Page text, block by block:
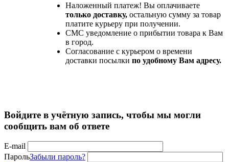
Наложенный платеж! Вы оплачиваете
только доставку, остальную сумму за товар
платите курьеру при получении.
СМС уведомление о прибытии товара к Вам
в город.
Согласование с курьером о времени
доставки посылки по удобному Вам адресу.
Войдите в учётную запись, чтобы мы могли
сообщить вам об ответе
E-mail
ПарольЗабыли пароль?